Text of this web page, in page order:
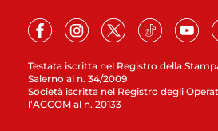
Testata iscritta nel Registro della
Salerno al n. 34/2009
Società iscritta nel Registro degli
l’AGCOM al n. 20133